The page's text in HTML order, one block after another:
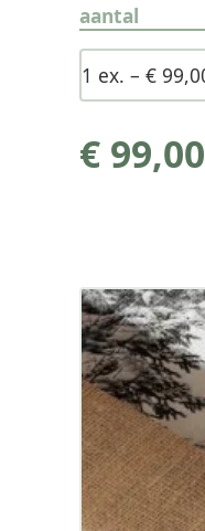
aantal
€ 99,00